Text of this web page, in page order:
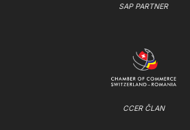
SAP PARTNER
CCER ČLAN